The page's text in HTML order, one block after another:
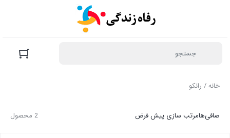
خانه/ رانکو
2 محصول صافی‌هامرتب سازی پیش فرض